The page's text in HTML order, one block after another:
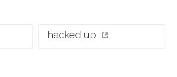
hacked up